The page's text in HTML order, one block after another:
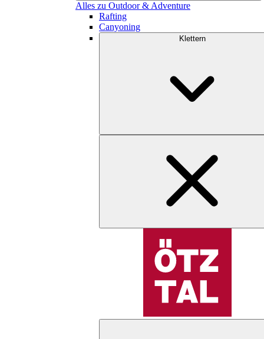
Alles zu Outdoor & Adventure
Rafting
Canyoning
Klettern